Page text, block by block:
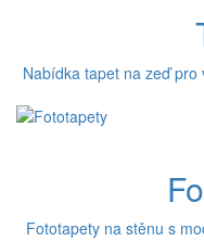
Nabídka tapet na zeď
Fototapety na stěnu s